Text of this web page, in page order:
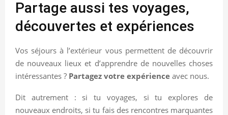
Partage aussi tes voyages,
découvertes et expériences
Vos séjours à l’extérieur vous permettent de découvrir
de nouveaux lieux et d’apprendre de nouvelles choses
intéressantes ? Partagez votre expérience avec nous.
Dit autrement : si tu voyages, si tu explores de
nouveaux endroits, si tu fais des rencontres marquantes